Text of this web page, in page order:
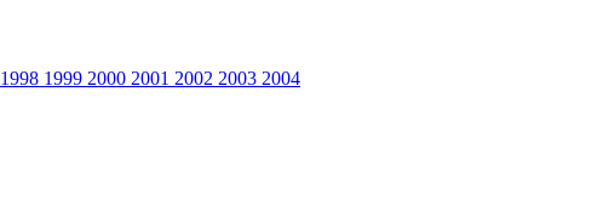
1998 1999 2000 2001 2002 2003 2004